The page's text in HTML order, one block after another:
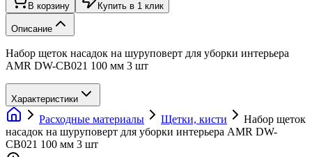
В корзину Купить в 1 клик
Описание
Набор щеток насадок на шуруповерт для уборки интерьера
AMR DW-CB021 100 мм 3 шт
Характеристики
Расходные материалы Щетки, кисти
Набор щеток
насадок на шуруповерт для уборки интерьера AMR DW-
CB021 100 мм 3 шт